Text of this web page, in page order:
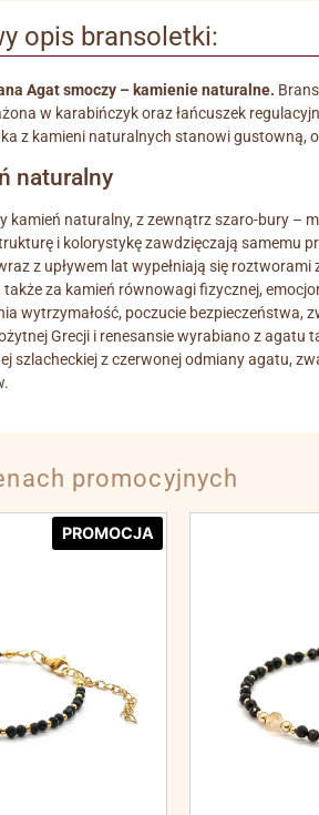
opis bransoletki:
Agat smoczy – kamienie naturalne.
w karabińczyk oraz łańcuszek
z kamieni naturalnych stanowi gustowną,
naturalny
kamień naturalny, z zewnątrz szaro-bury –
i kolorystykę zawdzięczają samemu
z upływem lat wypełniają się
także za kamień równowagi fizycznej,
wytrzymałość, poczucie
Grecji i renesansie wyrabiano z
szlacheckiej z czerwonej odmiany agatu,
promocyjnych
PROMOCJA